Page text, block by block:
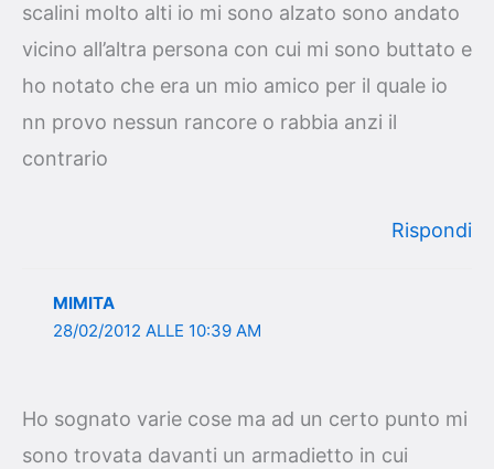
scalini molto alti io mi sono alzato sono andato
vicino all’altra persona con cui mi sono buttato e
ho notato che era un mio amico per il quale io
nn provo nessun rancore o rabbia anzi il
contrario
Rispondi
MIMITA
28/02/2012 ALLE 10:39 AM
Ho sognato varie cose ma ad un certo punto mi
sono trovata davanti un armadietto in cui